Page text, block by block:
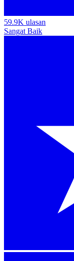
59.9K ulasan
Sangat Baik